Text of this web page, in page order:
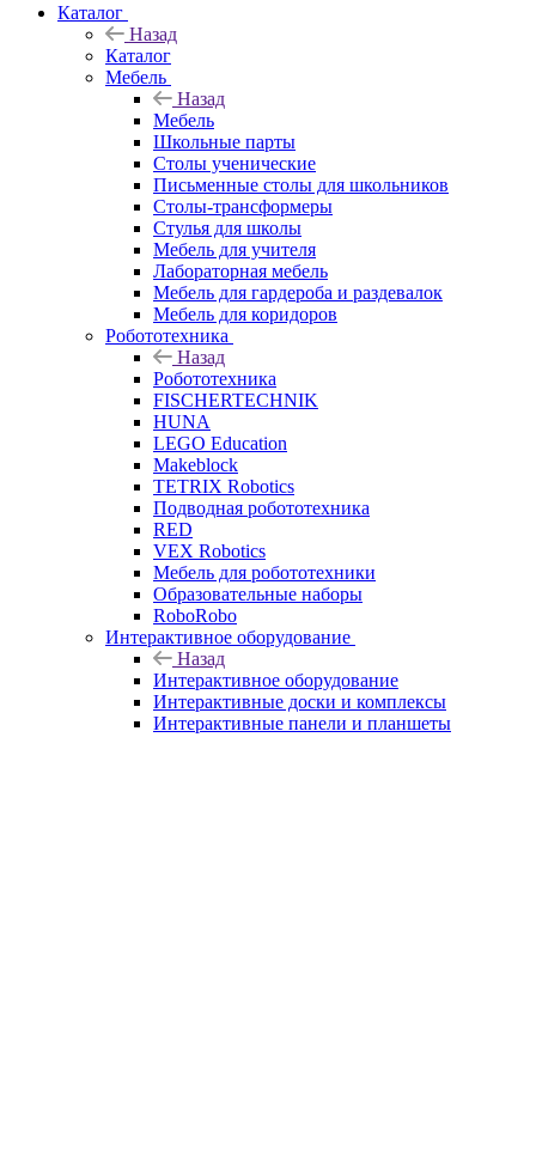
Каталог
Назад
Каталог
Мебель
Назад
Мебель
Школьные парты
Столы ученические
Письменные столы для школьников
Столы-трансформеры
Стулья для школы
Мебель для учителя
Лабораторная мебель
Мебель для гардероба и раздевалок
Мебель для коридоров
Робототехника
Назад
Робототехника
FISCHERTECHNIK
HUNA
LEGO Education
Makeblock
TETRIX Robotics
Подводная робототехника
RED
VEX Robotics
Мебель для робототехники
Образовательные наборы
RoboRobo
Интерактивное оборудование
Назад
Интерактивное оборудование
Интерактивные доски и комплексы
Интерактивные панели и планшеты